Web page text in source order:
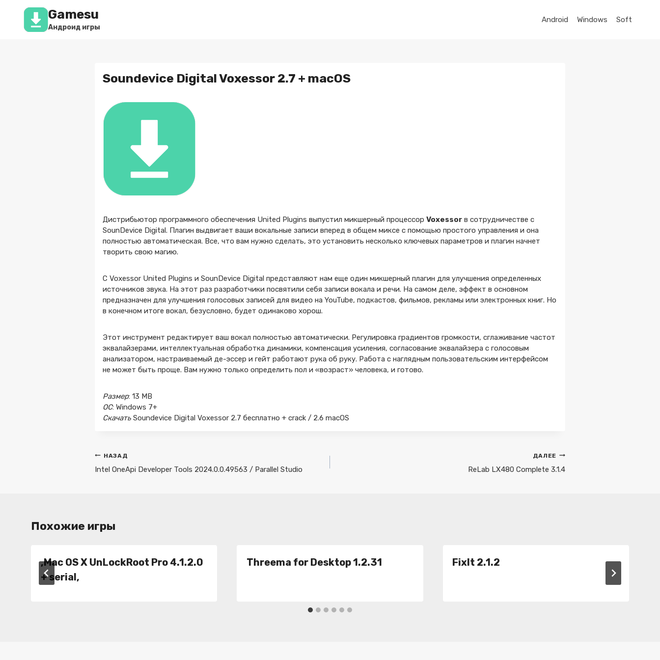
Перейти
содержимому
Gamesu
Андроид игры
Android Windows Soft
Soundevice Digital Voxessor 2.7 + macOS
Дистрибьютор программного обеспечения United Plugins выпустил микшерный процессорVoxessor в сотрудничестве с
SounDevice Digital. Плагин выдвигает ваши вокальные записи вперед в общем миксе с помощью простого управления и она
полностью автоматическая. Все, что вам нужно сделать, это установить несколько ключевых параметров и плагин начнет
творить свою магию.
С Voxessor United Plugins и SounDevice Digital представляют нам еще один микшерный плагин для улучшения определенных
источников звука. На этот раз разработчики посвятили себя записи вокала и речи. На самом деле, эффект в основном
предназначен для улучшения голосовых записей для видео на YouTube, подкастов, фильмов, рекламы или электронных книг. Но
в конечном итоге вокал, безусловно, будет одинаково хорош.
Этот инструмент редактирует ваш вокал полностью автоматически. Регулировка градиентов громкости, сглаживание частот
эквалайзерами, интеллектуальная обработка динамики, компенсация усиления, согласование эквалайзера с голосовым
анализатором, настраиваемый де-эссер и гейт работают рука об руку. Работа с наглядным пользовательским интерфейсом
не может быть проще. Вам нужно только определить пол и «возраст» человека, и готово.
Размер: 13 MB
ОС: Windows 7+
СкачатьSoundevice Digital Voxessor 2.7 бесплатно + crack / 2.6 macOS
Навигация
по
НАЗАД
Intel OneApi Developer Tools 2024.0.0.49563 / Parallel Studio
ДАЛЕЕ
ReLab LX480 Complete 3.1.4
Похожие игры
,Mac OS X UnLockRoot Pro 4.1.2.0
+ serial,
Threema for Desktop 1.2.31 FixIt 2.1.2